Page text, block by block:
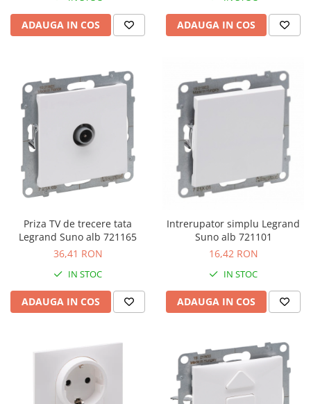
ADAUGA IN COS ADAUGA IN COS
Priza TV de trecere tata
Legrand Suno alb 721165
36,41 RON
IN STOC
ADAUGA IN COS
Intrerupator simplu Legrand
Suno alb 721101
16,42 RON
IN STOC
ADAUGA IN COS